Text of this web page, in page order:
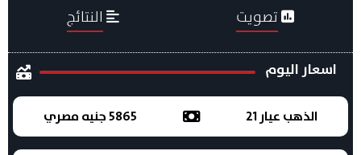
تصويت النتائج
اسعار اليوم
الذهب عيار 21 5865 جنيه مصري